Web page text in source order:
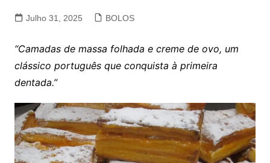
Julho 31, 2025 BOLOS
“Camadas de massa folhada e creme de ovo, um
clássico português que conquista à primeira
dentada.”